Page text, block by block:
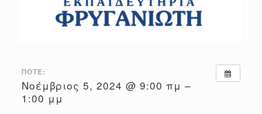
ΠΌΤΕ:
Νοέμβριος 5, 2024 @ 9:00 πμ –
1:00 μμ